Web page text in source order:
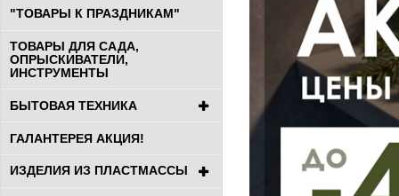
"ТОВАРЫ К ПРАЗДНИКАМ"
ТОВАРЫ ДЛЯ САДА,
ОПРЫСКИВАТЕЛИ,
ИНСТРУМЕНТЫ
БЫТОВАЯ ТЕХНИКА
ГАЛАНТЕРЕЯ АКЦИЯ!
ИЗДЕЛИЯ ИЗ ПЛАСТМАССЫ